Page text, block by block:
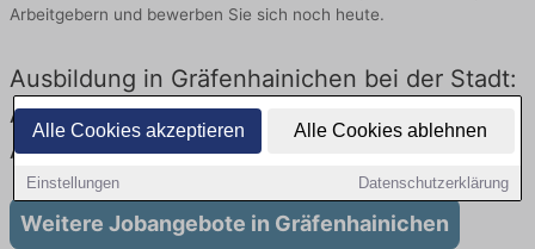
Alle Cookies akzeptieren Alle Cookies ablehnen
Einstellungen Datenschutzerklärung
Arbeitgebern und bewerben Sie sich noch heute.
Ausbildung in Gräfenhainichen bei der Stadt:
Aktuell gibt es keine Stellenangebote für
Ausbildung in Gräfenhainichen
Weitere Jobangebote in Gräfenhainichen